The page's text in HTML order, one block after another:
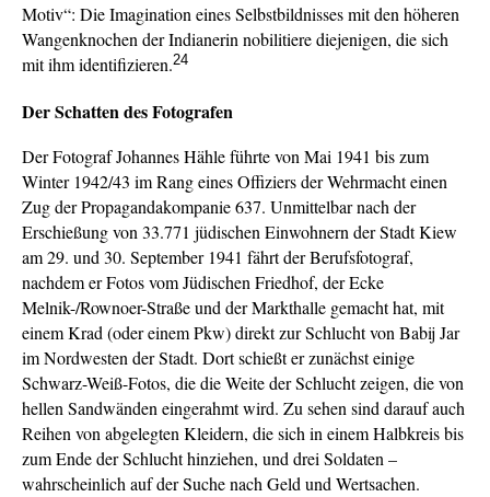
Motiv“: Die Imagination eines Selbstbildnisses mit den höheren
Wangenknochen der Indianerin nobilitiere diejenigen, die sich
mit ihm identifizieren.24
Der Schatten des Fotografen
Der Fotograf Johannes Hähle führte von Mai 1941 bis zum
Winter 1942/43 im Rang eines Offiziers der Wehrmacht einen
Zug der Propagandakompanie 637. Unmittelbar nach der
Erschießung von 33.771 jüdischen Einwohnern der Stadt Kiew
am 29. und 30. September 1941 fährt der Berufsfotograf,
nachdem er Fotos vom Jüdischen Friedhof, der Ecke
Melnik-/Rownoer-Straße und der Markthalle gemacht hat, mit
einem Krad (oder einem Pkw) direkt zur Schlucht von Babij Jar
im Nordwesten der Stadt. Dort schießt er zunächst einige
Schwarz-Weiß-Fotos, die die Weite der Schlucht zeigen, die von
hellen Sandwänden eingerahmt wird. Zu sehen sind darauf auch
Reihen von abgelegten Kleidern, die sich in einem Halbkreis bis
zum Ende der Schlucht hinziehen, und drei Soldaten –
wahrscheinlich auf der Suche nach Geld und Wertsachen.